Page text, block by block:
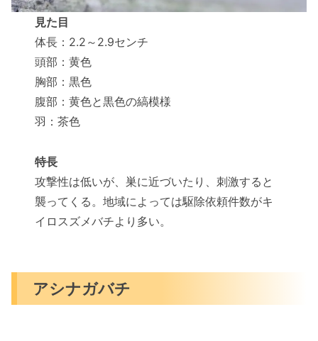
見た目
体長：2.2～2.9センチ
頭部：黄色
胸部：黒色
腹部：黄色と黒色の縞模様
羽：茶色
特長
攻撃性は低いが、巣に近づいたり、刺激すると
襲ってくる。地域によっては駆除依頼件数がキ
イロスズメバチより多い。
アシナガバチ